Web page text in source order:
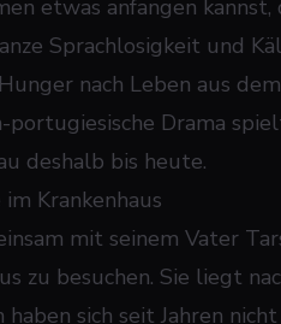
etwas anfangen
Sprachlosigkeit und
nach Leben aus
Drama
deshalb bis heute.
Krankenhaus
mit seinem Vater
zu besuchen. Sie liegt
sich seit Jahren